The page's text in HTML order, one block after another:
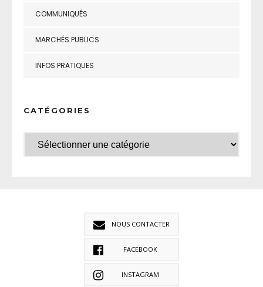
COMMUNIQUÉS
MARCHÉS PUBLICS
INFOS PRATIQUES
CATÉGORIES
NOUS CONTACTER
FACEBOOK
INSTAGRAM